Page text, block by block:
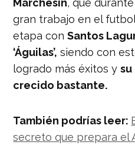
gran trabajo en el
etapa conSantos
‘Águilas’, siendo con
logrado más éxitos y
crecido bastante.
También podrías leer:
secreto que prepara el